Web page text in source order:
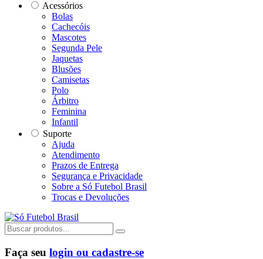
Acessórios
Bolas
Cachecóis
Mascotes
Segunda Pele
Jaquetas
Blusões
Camisetas
Polo
Árbitro
Feminina
Infantil
Suporte
Ajuda
Atendimento
Prazos de Entrega
Segurança e Privacidade
Sobre a Só Futebol Brasil
Trocas e Devoluções
Faça seu login ou cadastre-se